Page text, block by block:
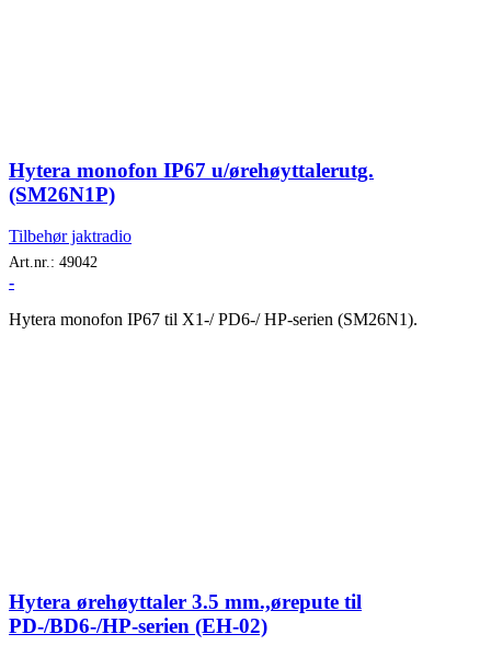
Hytera monofon IP67 u/ørehøyttalerutg.
(SM26N1P)
Tilbehør jaktradio
Art.nr.: 49042
-
Hytera monofon IP67 til X1-/ PD6-/ HP-serien (SM26N1).
Hytera ørehøyttaler 3.5 mm.,ørepute til
PD-/BD6-/HP-serien (EH-02)